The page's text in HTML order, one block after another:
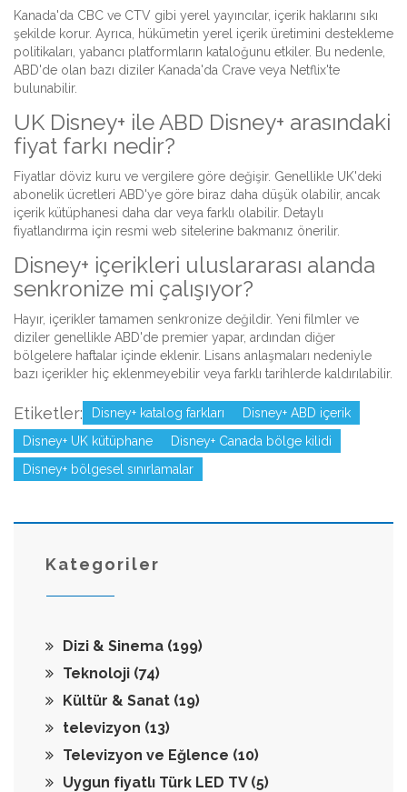
Kanada'da CBC ve CTV gibi yerel yayıncılar, içerik haklarını sıkı
şekilde korur. Ayrıca, hükümetin yerel içerik üretimini destekleme
politikaları, yabancı platformların kataloğunu etkiler. Bu nedenle,
ABD'de olan bazı diziler Kanada'da Crave veya Netflix'te
bulunabilir.
UK Disney+ ile ABD Disney+ arasındaki
fiyat farkı nedir?
Fiyatlar döviz kuru ve vergilere göre değişir. Genellikle UK'deki
abonelik ücretleri ABD'ye göre biraz daha düşük olabilir, ancak
içerik kütüphanesi daha dar veya farklı olabilir. Detaylı
fiyatlandırma için resmi web sitelerine bakmanız önerilir.
Disney+ içerikleri uluslararası alanda
senkronize mi çalışıyor?
Hayır, içerikler tamamen senkronize değildir. Yeni filmler ve
diziler genellikle ABD'de premier yapar, ardından diğer
bölgelere haftalar içinde eklenir. Lisans anlaşmaları nedeniyle
bazı içerikler hiç eklenmeyebilir veya farklı tarihlerde kaldırılabilir.
Etiketler: Disney+ katalog farkları
Disney+ ABD içerik
Disney+ UK kütüphane
Disney+ Canada bölge kilidi
Disney+ bölgesel sınırlamalar
Kategoriler
Dizi & Sinema (199)
Teknoloji (74)
Kültür & Sanat (19)
televizyon (13)
Televizyon ve Eğlence (10)
Uygun fiyatlı Türk LED TV (5)